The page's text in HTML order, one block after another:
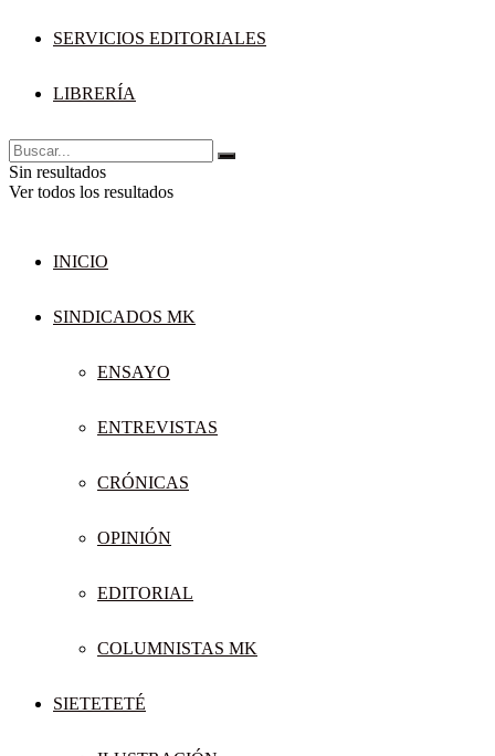
SERVICIOS EDITORIALES
LIBRERÍA
Sin resultados
Ver todos los resultados
INICIO
SINDICADOS MK
ENSAYO
ENTREVISTAS
CRÓNICAS
OPINIÓN
EDITORIAL
COLUMNISTAS MK
SIETETETÉ